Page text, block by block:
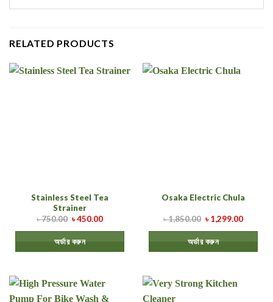
RELATED PRODUCTS
Stainless Steel Tea
Strainer
৳750.00 ৳450.00
অর্ডার করুন
Osaka Electric Chula
৳1,850.00 ৳1,299.00
অর্ডার করুন